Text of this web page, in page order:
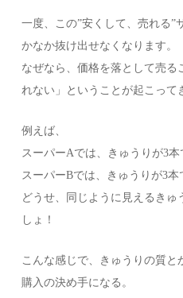
一度、この”安くして、売れる”
かなか抜け出せなくなります。
なぜなら、価格を落として売る
れない」ということが起こって
例えば、
スーパーAでは、きゅうりが3本
スーパーBでは、きゅうりが3本
どうせ、同じように見えるき
しょ！
こんな感じで、きゅうりの質
購入の決め手になる。